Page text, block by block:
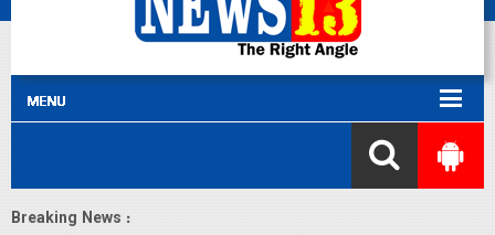
Breaking News :